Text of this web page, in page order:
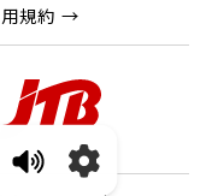
用規約 →